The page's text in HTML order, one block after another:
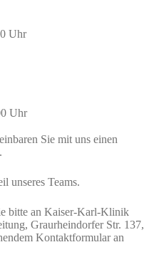
Uhr
Uhr
Sie mit uns einen
unseres Teams.
bitte an Kaiser-Karl-Klinik
Graurheindorfer Str. 137,
Kontaktformular an